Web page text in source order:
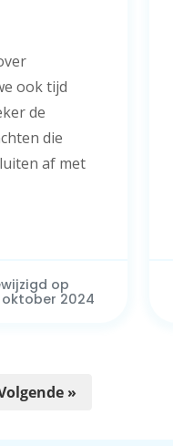
ook tijd
de
die
af met
op
oktober 2024
»